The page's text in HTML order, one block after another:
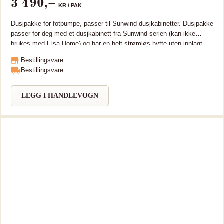
utslipp i produksjon. Tanken er CE- og NEMKO-godkjent.
3 490,– KR / PAK
Dusjpakke for fotpumpe, passer til Sunwind dusjkabinetter. Dusjpakke
passer for deg med et dusjkabinett fra Sunwind-serien (kan ikke
brukes med Elsa Home) og har en helt strømløs hytte uten innlagt
denne dusjpakken får du alt du trenger for å øke komforten på
hyttebadet, pakken inneholder nemlig dusjslange, fotpumpe, en
Bestillingsvare
Bestillingsvare
LEGG I HANDLEVOGN